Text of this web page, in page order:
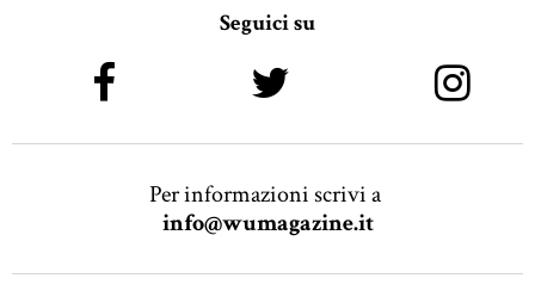
Seguici su
Per informazioni scrivi a
info@wumagazine.it